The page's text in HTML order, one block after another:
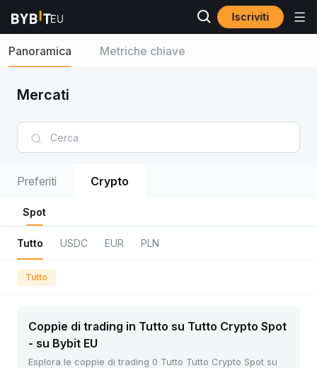
Iscriviti
Panoramica Metriche chiave
Mercati
Preferiti Crypto
Spot
Tutto USDC EUR PLN
Tutto
Coppie di trading in Tutto su Tutto Crypto Spot
- su Bybit EU
Esplora le coppie di trading 0 Tutto Tutto Crypto Spot su